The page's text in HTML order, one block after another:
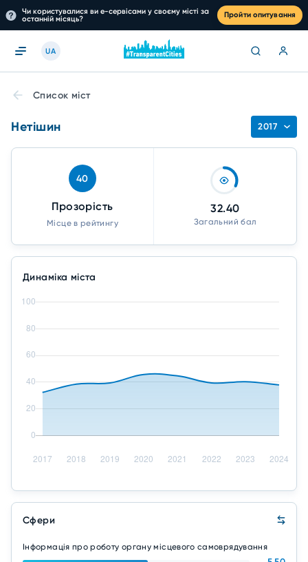
Чи користувалися ви е-сервісами у своєму місті за
останній місяць?
Пройти опитування
UA
Список міст
Нетішин 2017
40
Прозорість
Місце в рейтингу
32.40
Загальний бал
Динаміка міста
Сфери
Інформація про роботу органу місцевого самоврядування